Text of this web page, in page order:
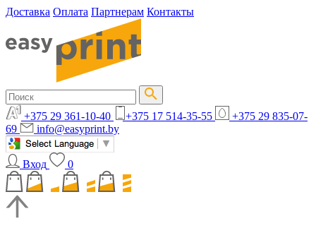
Доставка Оплата Партнерам Контакты
+375 29 361-10-40 +375 17 514-35-55
+375 29 835-07-
69
info@easyprint.by
Вход 0